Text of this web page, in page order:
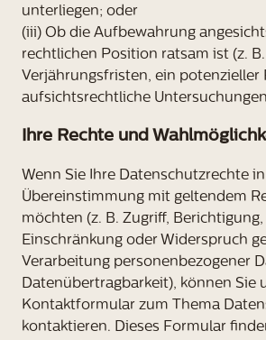
unterliegen; oder
(iii) Ob die Aufbewahrung
rechtlichen Position ratsam ist (z. B.
Verjährungsfristen, ein potenzieller
aufsichtsrechtliche
Ihre Rechte und
Wenn Sie Ihre Datenschutzrechte in
Übereinstimmung mit geltendem
möchten (z. B. Zugriff,
Einschränkung oder Widerspruch
Verarbeitung personenbezogener
Datenübertragbarkeit), können Sie
Kontaktformular zum Thema
kontaktieren. Dieses Formular